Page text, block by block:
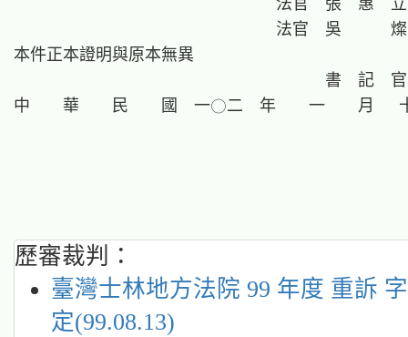
歷審裁判：
臺灣士林地方法院 99 年度 重訴
定(99.08.13)